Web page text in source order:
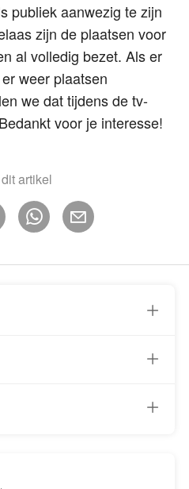
publiek aanwezig te zijn
zijn de plaatsen voor
al volledig bezet. Als er
weer plaatsen
we dat tijdens de tv-
voor je interesse!
artikel